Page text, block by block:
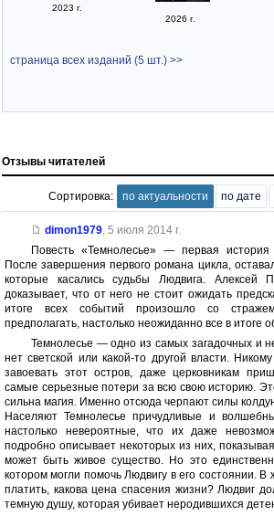
2023 г.
2026 г.
страница всех изданий (5 шт.) >>
Отзывы читателей
Сортировка: по актуальности по дате
dimon1979, 5 июля 2014 г.
Повесть «Темнолесье» — первая
После завершения первого романа цикла,
которые касались судьбы Людвига. Алексей
доказывает, что от него не стоит ожидать
итоге всех событий произошло со
предполагать, настолько неожиданно все в итоге
Темнолесье — одно из самых загадочных и
нет светской или какой-то другой власти.
завоевать этот остров, даже церковникам
самые серьезные потери за всю свою историю.
сильна магия. Именно отсюда черпают силы
Населяют Темнолесье причудливые и
настолько невероятные, что их даже
подробно описывает некоторых из них,
может быть живое существо. Но это
котором могли помочь Людвигу в его состоянии.
платить, какова цена спасения жизни? Людвиг
темную душу, которая убивает неродившихся